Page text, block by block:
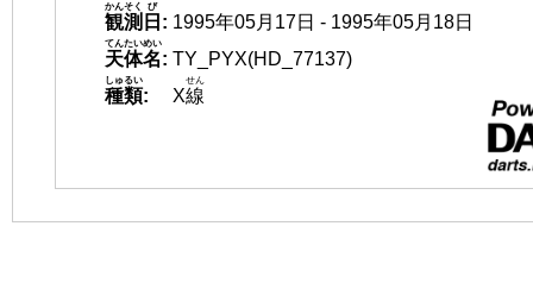
観測
かんそく
日
び
: 1995年05月17日 - 1995年05月18日
天体名
てんたいめい
: TY_PYX(HD_77137)
種類
しゅるい
: X線
せん